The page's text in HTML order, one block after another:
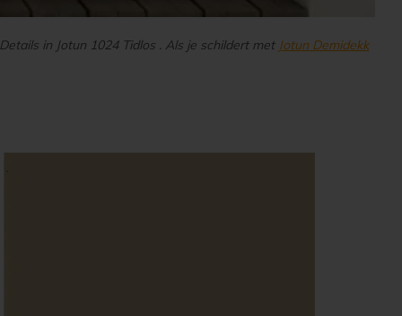
in Jotun 1024 Tidlos . Als je schildert met Jotun Demidekk